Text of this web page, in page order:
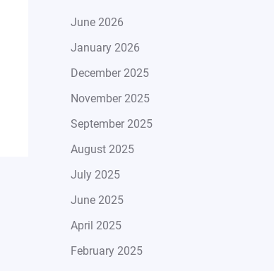
June 2026
January 2026
December 2025
November 2025
September 2025
August 2025
July 2025
June 2025
April 2025
February 2025